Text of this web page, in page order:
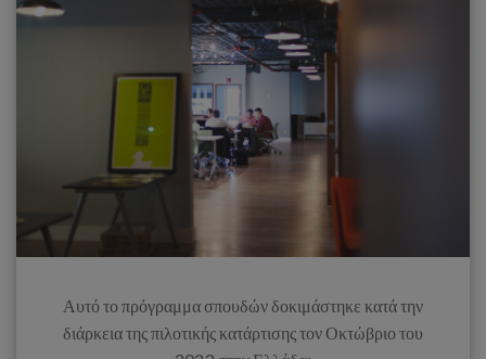
Αυτό το πρόγραμμα σπουδών δοκιμάστηκε κατά την
διάρκεια της πιλοτικής κατάρτισης τον Οκτώβριο του